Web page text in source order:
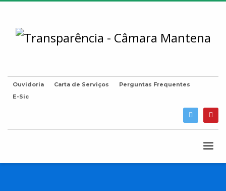
Ouvidoria Carta de Serviços
Perguntas Frequentes
E-Sic